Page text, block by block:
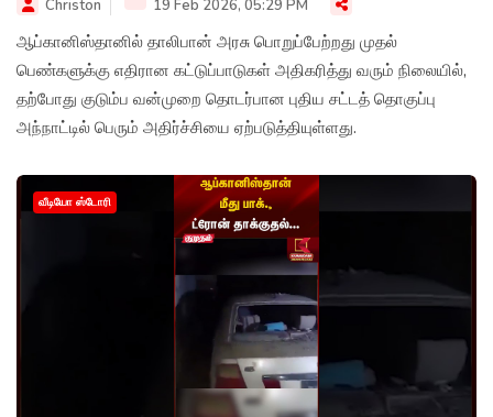
Christon 19 Feb 2026, 05:29 PM
ஆப்கானிஸ்தானில் தாலிபான் அரசு பொறுப்பேற்றது முதல்
பெண்களுக்கு எதிரான கட்டுப்பாடுகள் அதிகரித்து வரும் நிலையில்,
தற்போது குடும்ப வன்முறை தொடர்பான புதிய சட்டத் தொகுப்பு
அந்நாட்டில் பெரும் அதிர்ச்சியை ஏற்படுத்தியுள்ளது.
வீடியோ ஸ்டோரி